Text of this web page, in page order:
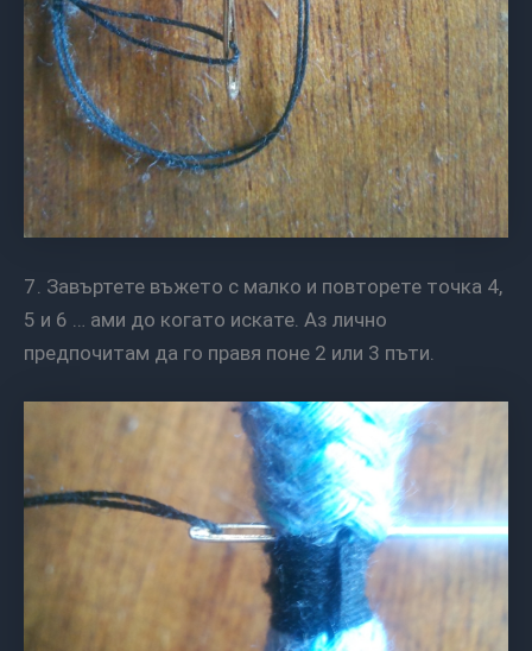
7. Завъртете въжето с малко и повторете точка 4,
5 и 6 … ами до когато искате. Аз лично
предпочитам да го правя поне 2 или 3 пъти.